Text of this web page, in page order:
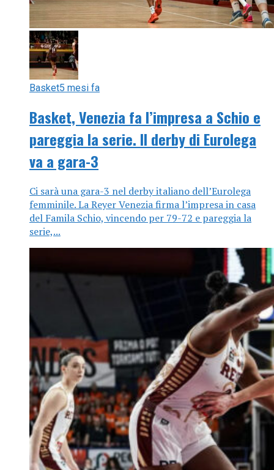
Basket5 mesi fa
Basket, Venezia fa l’impresa a Schio e
pareggia la serie. Il derby di Eurolega
va a gara-3
Ci sarà una gara-3 nel derby italiano dell’Eurolega
femminile. La Reyer Venezia firma l’impresa in casa
del Famila Schio, vincendo per 79-72 e pareggia la
serie,...